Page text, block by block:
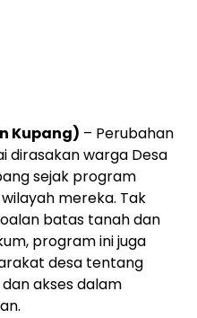
Kupang) – Perubahan
dirasakan warga Desa
sejak program
mereka. Tak
batas tanah dan
program ini juga
desa tentang
akses dalam